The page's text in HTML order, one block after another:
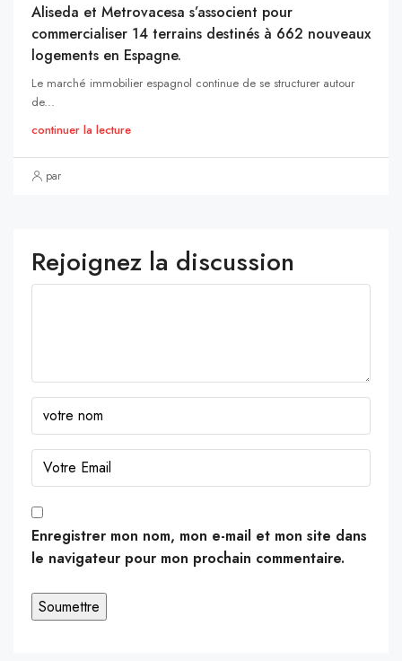
Aliseda et Metrovacesa s’associent pour
commercialiser 14 terrains destinés à 662 nouveaux
logements en Espagne.
Le marché immobilier espagnol continue de se structurer autour
de...
continuer la lecture
par
Rejoignez la discussion
Enregistrer mon nom, mon e-mail et mon site dans
le navigateur pour mon prochain commentaire.